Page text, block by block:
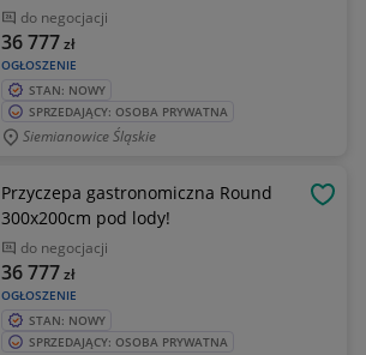
do negocjacji
OGŁOSZENIE
36 777zł
STAN: NOWY
SPRZEDAJĄCY: OSOBA PRYWATNA
Siemianowice Śląskie
Przyczepa gastronomiczna Round
300x200cm pod lody!
do negocjacji
OGŁOSZENIE
36 777zł
STAN: NOWY
SPRZEDAJĄCY: OSOBA PRYWATNA